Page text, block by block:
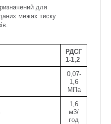
для
межах тиску
РДСГ
1-1,2
0,07-
1,6
МПа
1,6
м3/
год